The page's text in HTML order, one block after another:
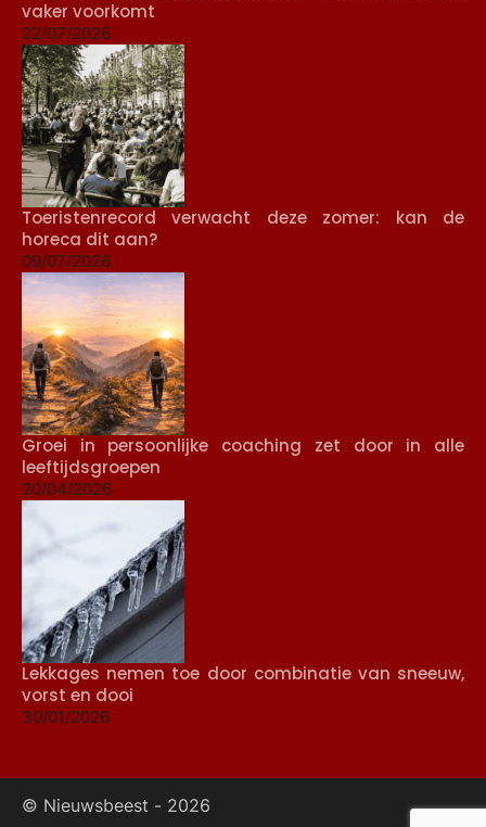
vaker voorkomt
22/07/2026
Toeristenrecord verwacht deze zomer: kan de
horeca dit aan?
09/07/2026
Groei in persoonlijke coaching zet door in alle
leeftijdsgroepen
20/04/2026
Lekkages nemen toe door combinatie van sneeuw,
vorst en dooi
30/01/2026
© Nieuwsbeest - 2026